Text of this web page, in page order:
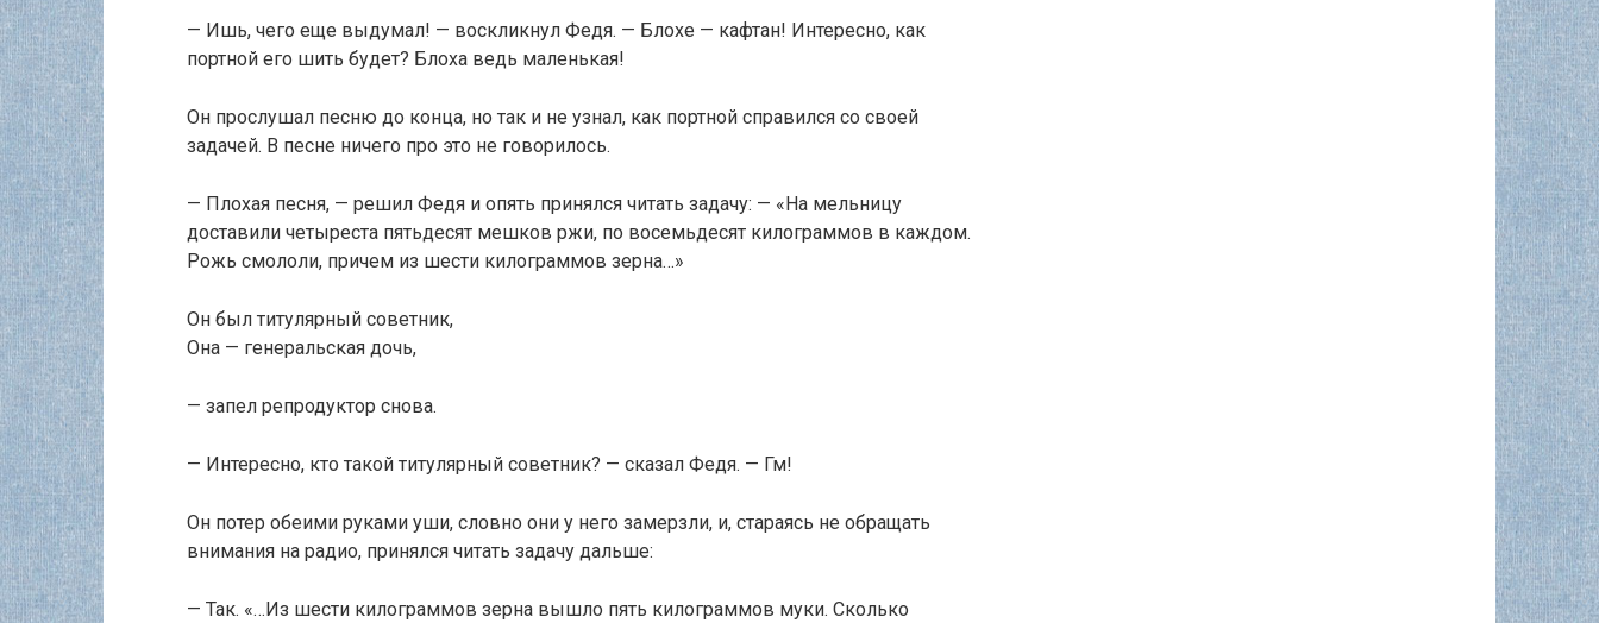
— Ишь, чего еще выдумал! — воскликнул Федя. — Блохе — кафтан! Интересно, как
портной его шить будет? Блоха ведь маленькая!
Он прослушал песню до конца, но так и не узнал, как портной справился со своей
задачей. В песне ничего про это не говорилось.
— Плохая песня, — решил Федя и опять принялся читать задачу: — «На мельницу
доставили четыреста пятьдесят мешков ржи, по восемьдесят килограммов в каждом.
Рожь смололи, причем из шести килограммов зерна…»
Он был титулярный советник,
Она — генеральская дочь,
— запел репродуктор снова.
— Интересно, кто такой титулярный советник? — сказал Федя. — Гм!
Он потер обеими руками уши, словно они у него замерзли, и, стараясь не обращать
внимания на радио, принялся читать задачу дальше:
— Так. «…Из шести килограммов зерна вышло пять килограммов муки. Сколько